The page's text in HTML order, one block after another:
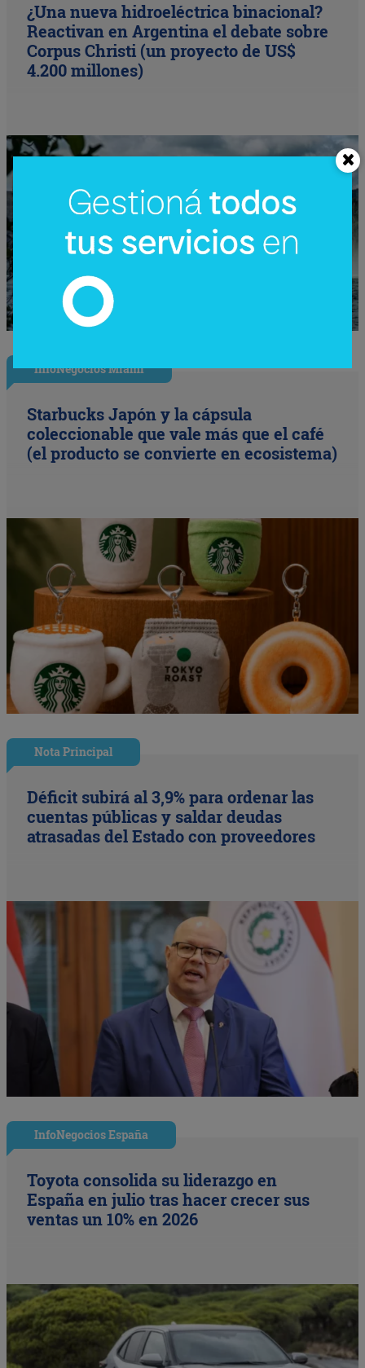
¿Una nueva hidroeléctrica binacional?
Reactivan en Argentina el debate sobre
Corpus Christi (un proyecto de US$
4.200 millones)
InfoNegocios Miami
Starbucks Japón y la cápsula
coleccionable que vale más que el café
(el producto se convierte en ecosistema)
Nota Principal
Déficit subirá al 3,9% para ordenar las
cuentas públicas y saldar deudas
atrasadas del Estado con proveedores
InfoNegocios España
Toyota consolida su liderazgo en
España en julio tras hacer crecer sus
ventas un 10% en 2026